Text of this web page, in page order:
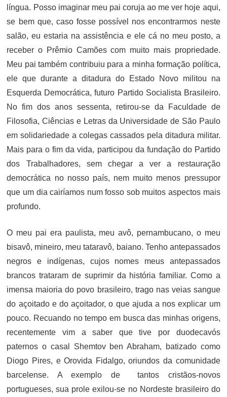
língua. Posso imaginar meu pai coruja ao me ver hoje aqui,
se bem que, caso fosse possível nos encontrarmos neste
salão, eu estaria na assistência e ele cá no meu posto, a
receber o Prêmio Camões com muito mais propriedade.
Meu pai também contribuiu para a minha formação política,
ele que durante a ditadura do Estado Novo militou na
Esquerda Democrática, futuro Partido Socialista Brasileiro.
No fim dos anos sessenta, retirou-se da Faculdade de
Filosofia, Ciências e Letras da Universidade de São Paulo
em solidariedade a colegas cassados pela ditadura militar.
Mais para o fim da vida, participou da fundação do Partido
dos Trabalhadores, sem chegar a ver a restauração
democrática no nosso país, nem muito menos pressupor
que um dia cairíamos num fosso sob muitos aspectos mais
profundo.
O meu pai era paulista, meu avô, pernambucano, o meu
bisavô, mineiro, meu tataravô, baiano. Tenho antepassados
negros e indígenas, cujos nomes meus antepassados
brancos trataram de suprimir da história familiar. Como a
imensa maioria do povo brasileiro, trago nas veias sangue
do açoitado e do açoitador, o que ajuda a nos explicar um
pouco. Recuando no tempo em busca das minhas origens,
recentemente vim a saber que tive por duodecavós
paternos o casal Shemtov ben Abraham, batizado como
Diogo Pires, e Orovida Fidalgo, oriundos da comunidade
barcelense. A exemplo de tantos cristãos-novos
portugueses, sua prole exilou-se no Nordeste brasileiro do